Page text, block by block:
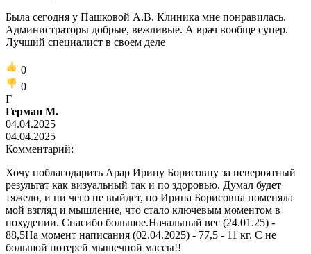
Была сегодня у Пашковой А.В. Клиника мне понравилась.
Администраторы добрые, вежливые. А врач вообще супер.
Лучший специалист в своем деле
0
0
Г
Герман М.
04.04.2025
04.04.2025
Комментарий:
Хочу поблагодарить Арар Ирину Борисовну за невероятный
результат как визуальный так и по здоровью. Думал будет
тяжело, и ни чего не выйдет, но Ирина Борисовна поменяла
мой взгляд и мышление, что стало ключевым моментом в
похудении. Спасибо большое.Начальный вес (24.01.25) -
88,5На момент написания (02.04.2025) - 77,5 - 11 кг. С не
большой потерей мышечной массы!!